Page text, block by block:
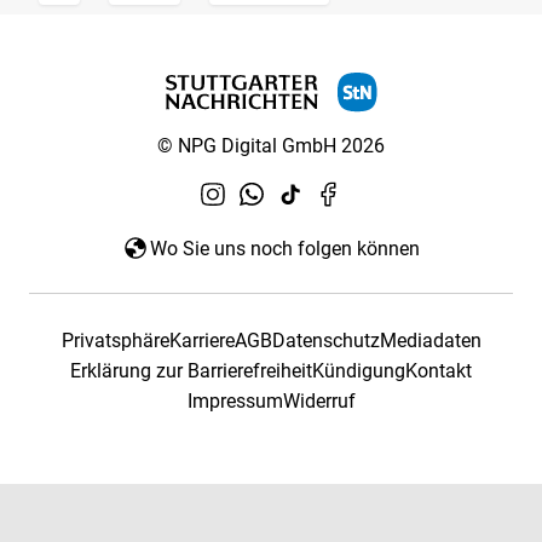
© NPG Digital GmbH 2026
Wo Sie uns noch folgen können
PrivatsphäreKarriereAGBDatenschutzMediadaten
Erklärung zur BarrierefreiheitKündigungKontakt
ImpressumWiderruf